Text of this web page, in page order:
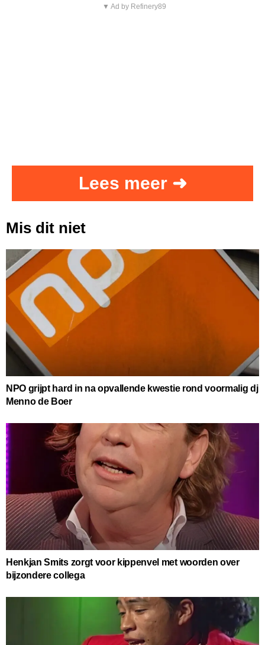
▼ Ad by Refinery89
Lees meer ➜
Mis dit niet
NPO grijpt hard in na opvallende kwestie rond voormalig dj
Menno de Boer
Henkjan Smits zorgt voor kippenvel met woorden over
bijzondere collega